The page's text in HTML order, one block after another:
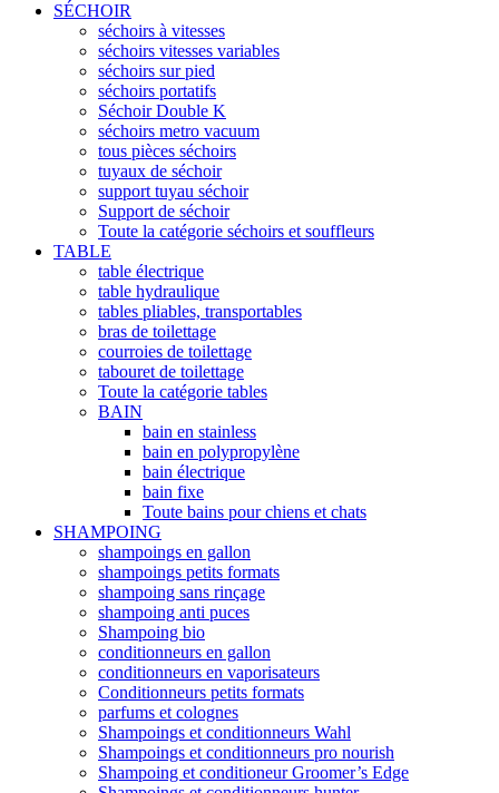
SÉCHOIR
séchoirs à vitesses
séchoirs vitesses variables
séchoirs sur pied
séchoirs portatifs
Séchoir Double K
séchoirs metro vacuum
tous pièces séchoirs
tuyaux de séchoir
support tuyau séchoir
Support de séchoir
Toute la catégorie séchoirs et souffleurs
TABLE
table électrique
table hydraulique
tables pliables, transportables
bras de toilettage
courroies de toilettage
tabouret de toilettage
Toute la catégorie tables
BAIN
bain en stainless
bain en polypropylène
bain électrique
bain fixe
Toute bains pour chiens et chats
SHAMPOING
shampoings en gallon
shampoings petits formats
shampoing sans rinçage
shampoing anti puces
Shampoing bio
conditionneurs en gallon
conditionneurs en vaporisateurs
Conditionneurs petits formats
parfums et colognes
Shampoings et conditionneurs Wahl
Shampoings et conditionneurs pro nourish
Shampoing et conditioneur Groomer’s Edge